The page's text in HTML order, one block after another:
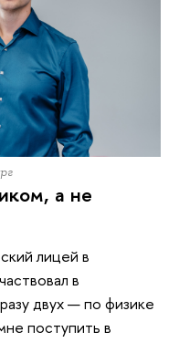
а не
лицей в
в
двух — по физике
поступить в